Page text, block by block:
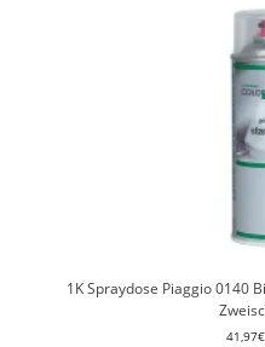
1K Spraydose Piaggio 0140
41,97€